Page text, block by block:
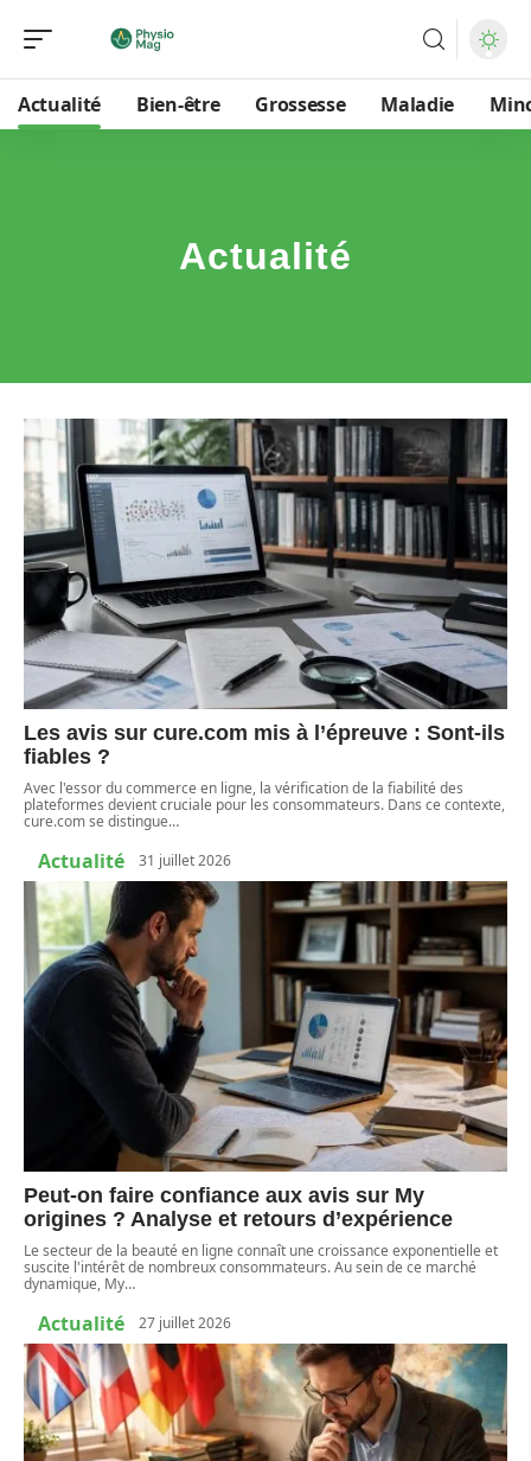
Actualité Bien-être Grossesse Maladie
Actualité
Les avis sur cure.com mis à l’épreuve : Sont-ils
fiables ?
Avec l'essor du commerce en ligne, la vérification de la fiabilité des
plateformes devient cruciale pour les consommateurs. Dans ce contexte,
cure.com se distingue…
Actualité 31 juillet 2026
Peut-on faire confiance aux avis sur My
origines ? Analyse et retours d’expérience
Le secteur de la beauté en ligne connaît une croissance exponentielle et
suscite l'intérêt de nombreux consommateurs. Au sein de ce marché
dynamique, My…
Actualité 27 juillet 2026